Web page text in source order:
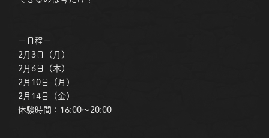
ー日程ー
2月3日（月）
2月6日（木）
2月10日（月）
2月14日（金）
体験時間：16:00～20:00